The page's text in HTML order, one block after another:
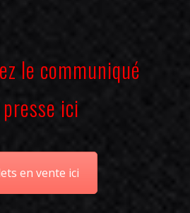
le communiqué
ici
en vente ici